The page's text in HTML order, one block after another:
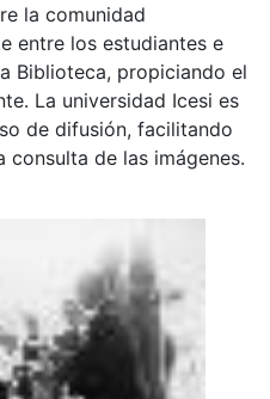
la comunidad
entre los estudiantes e
Biblioteca, propiciando el
La universidad Icesi es
de difusión, facilitando
de las imágenes.